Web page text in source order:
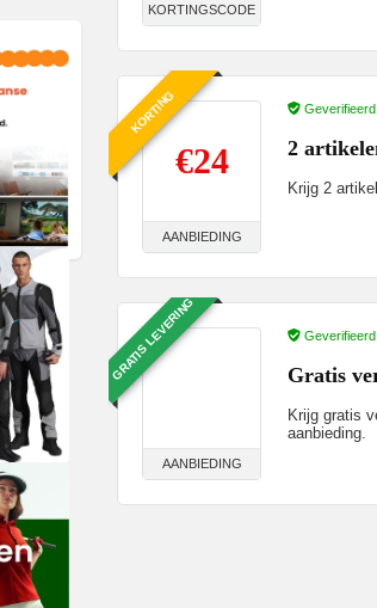
KORTINGSCODE
KORTING
€24
AANBIEDING
Geverifieerd
2
Krijg 2
GRATIS LEVERING
AANBIEDING
Geverifieerd
Gratis
Krijg gratis
aanbieding.